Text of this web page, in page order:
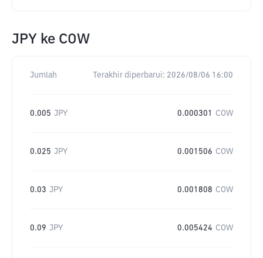
JPY ke COW
Jumlah Terakhir diperbarui: 2026/08/06 16:00
0.005 JPY 0.000301 COW
0.025 JPY 0.001506 COW
0.03 JPY 0.001808 COW
0.09 JPY 0.005424 COW